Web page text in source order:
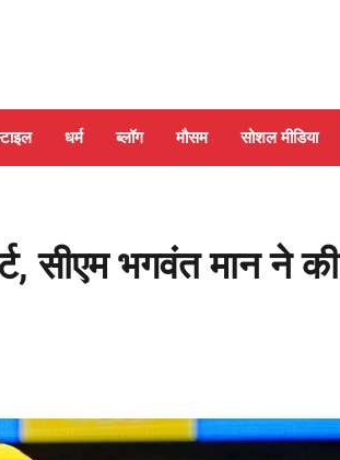
धर्म ब्लॉग मौसम सोशल मीडिया
सीएम भगवंत मान ने की